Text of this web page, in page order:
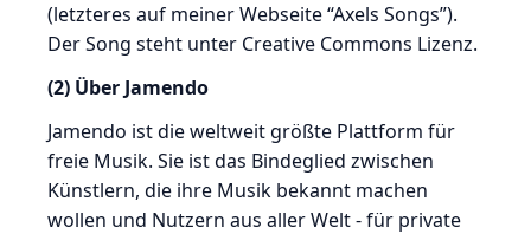
(letzteres auf meiner Webseite “Axels Songs”).
Der Song steht unter Creative Commons Lizenz.
(2) Über Jamendo
Jamendo ist die weltweit größte Plattform für
freie Musik. Sie ist das Bindeglied zwischen
Künstlern, die ihre Musik bekannt machen
wollen und Nutzern aus aller Welt - für private